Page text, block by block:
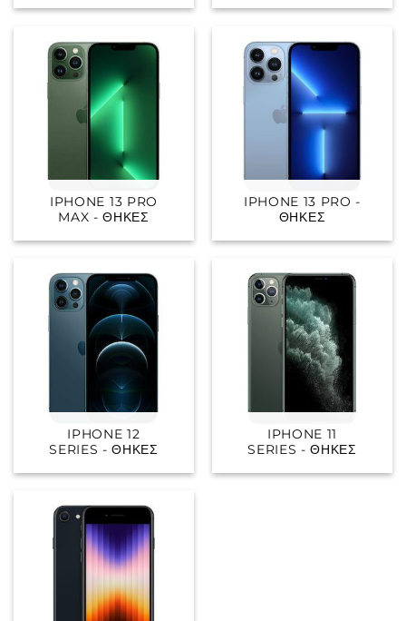
IPHONE 13 PRO
MAX - ΘΉΚΕΣ
IPHONE 13 PRO -
ΘΉΚΕΣ
IPHONE 12
SERIES - ΘΉΚΕΣ
IPHONE 11
SERIES - ΘΉΚΕΣ